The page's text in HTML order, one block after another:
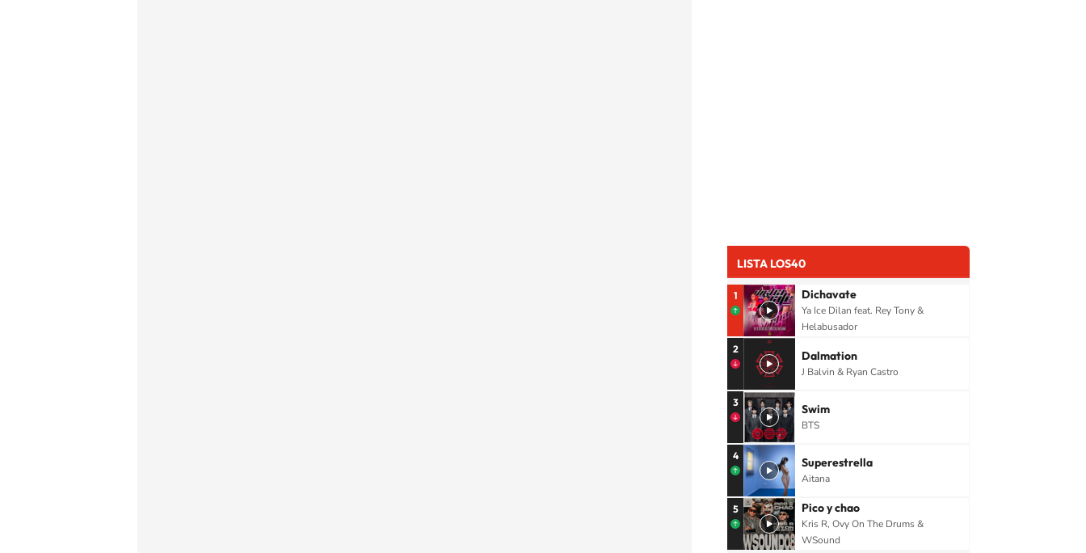
LISTA LOS40
1 Dichavate
Ya Ice Dilan feat. Rey Tony &
Helabusador
2 Dalmation
J Balvin & Ryan Castro
3 Swim
BTS
4 Superestrella
Aitana
5 Pico y chao
Kris R, Ovy On The Drums &
WSound